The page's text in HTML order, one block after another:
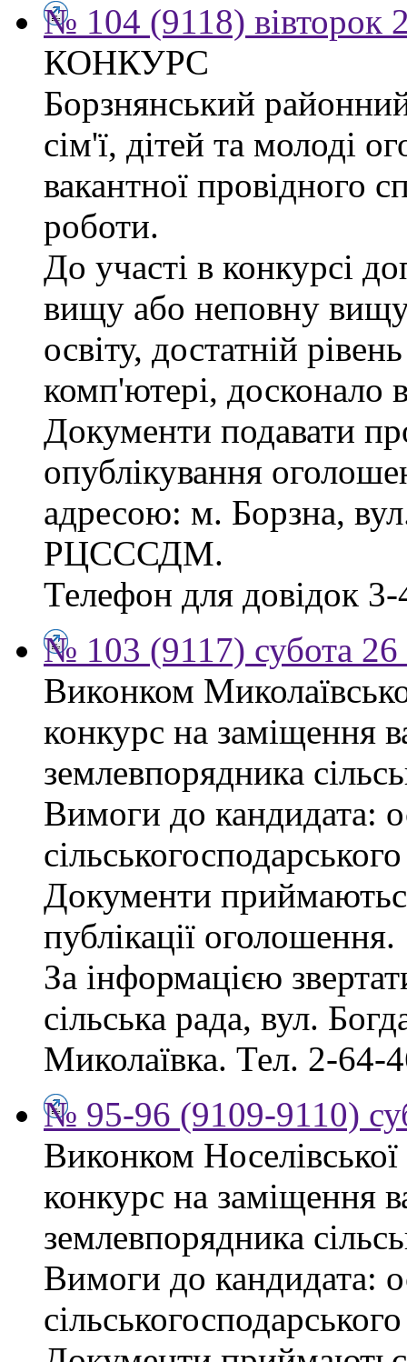
№ 104 (9118) вівторок
КОНКУРС
Борзнянський
сім'ї, дітей та молоді
вакантної провідного
роботи.
До участі в конкурсі
вищу або неповну вищу
освіту, достатній
комп'ютері, досконало
Документи подавати
опублікування
адресою: м. Борзна,
РЦСССДМ.
Телефон для довідок
№ 103 (9117) субота 26
Виконком
конкурс на заміщення
землевпорядника
Вимоги до кандидата:
Документи
публікації оголошення.
За інформацією
сільська рада, вул.
Миколаївка. Тел. 2-64-
№ 95-96 (9109-9110)
Виконком
конкурс на заміщення
землевпорядника
Вимоги до кандидата: